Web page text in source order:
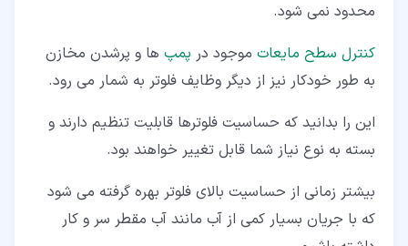
محدود نمی شود.
کنترل سطح مایعات موجود در پمپ ها و پرشدن مخازن
به طور خودکار نیز از دیگر وظایف فلوتر به شمار می رود.
این را بدانید که حساسیت فلوترها قابلیت تنظیم دارند و
بسته به نوع نیاز شما قابل تغییر خواهند بود.
بیشتر زمانی از حساسیت بالای فلوتر بهره گرفته می شود
که با جریان بسیار کمی از آب مانند آب مقطر سر و کار